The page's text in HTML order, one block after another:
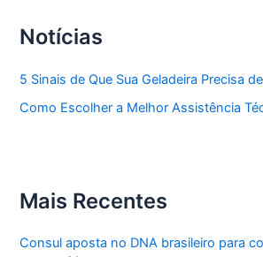
Notícias
5 Sinais de Que Sua Geladeira Precisa
Como Escolher a Melhor Assistência
Mais Recentes
Consul aposta no DNA brasileiro para